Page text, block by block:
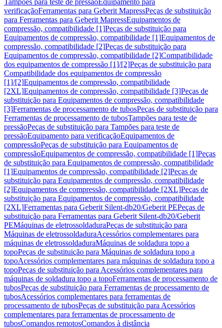
Tampões para teste de pressãoEquipamento para
verificaçãoFerramentas para Geberit MapressPeças de substituição
para Ferramentas para Geberit MapressEquipamentos de
compressão, compatibilidade [1]Peças de substituição para
Equipamentos de compressão, compatibilidade [1]Equipamentos de
compressão, compatibilidade [2]Peças de substituição para
Equipamentos de compressão, compatibilidade [2]Compatibilidade
dos equipamentos de compressão [1]/[2]Peças de substituição para
Compatibilidade dos equipamentos de compressão
[1]/[2]Equipamentos de compressão, compatibilidade
[2XL]Equipamentos de compressão, compatibilidade [3]Peças de
substituição para Equipamentos de compressão, compatibilidade
[3]Ferramentas de processamento de tubosPeças de substituição para
Ferramentas de processamento de tubosTampões para teste de
pressãoPeças de substituição para Tampões para teste de
pressãoEquipamento para verificaçãoEquipamentos de
compressãoPeças de substituição para Equipamentos de
compressãoEquipamentos de compressão, compatibilidade [1]Peças
de substituição para Equipamentos de compressão, compatibilidade
[1]Equipamentos de compressão, compatibilidade [2]Peças de
substituição para Equipamentos de compressão, compatibilidade
[2]Equipamentos de compressão, compatibilidade [2XL]Peças de
substituição para Equipamentos de compressão, compatibilidade
[2XL]Ferramentas para Geberit Silent-db20/Geberit PEPeças de
substituição para Ferramentas para Geberit Silent-db20/Geberit
PEMáquinas de eletrossoldaduraPeças de substituição para
Máquinas de eletrossoldaduraAcessórios complementares para
máquinas de eletrossoldaduraMáquinas de soldadura topo a
topoPeças de substituição para Máquinas de soldadura topo a
topoAcessórios complementares para máquinas de soldadura topo a
topoPeças de substituição para Acessórios complementares para
máquinas de soldadura topo a topoFerramentas de processamento de
tubosPeças de substituição para Ferramentas de processamento de
tubosAcessórios complementares para ferramentas de
processamento de tubosPeças de substituição para Acessórios
complementares para ferramentas de processamento de
tubosComandos remotosComandos à distância